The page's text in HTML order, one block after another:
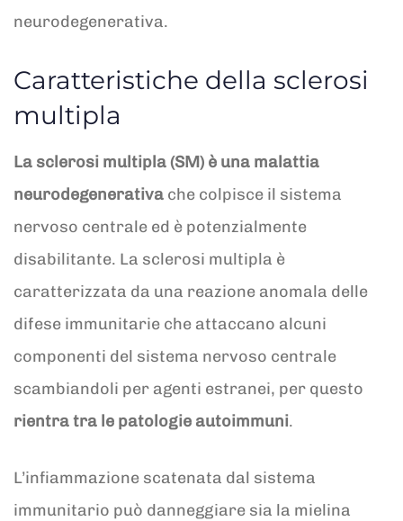
neurodegenerativa.
Caratteristiche della sclerosi
multipla
La sclerosi multipla (SM) è una malattia
neurodegenerativa che colpisce il sistema
nervoso centrale ed è potenzialmente
disabilitante. La sclerosi multipla è
caratterizzata da una reazione anomala delle
difese immunitarie che attaccano alcuni
componenti del sistema nervoso centrale
scambiandoli per agenti estranei, per questo
rientra tra le patologie autoimmuni.
L’infiammazione scatenata dal sistema
immunitario può danneggiare sia la mielina